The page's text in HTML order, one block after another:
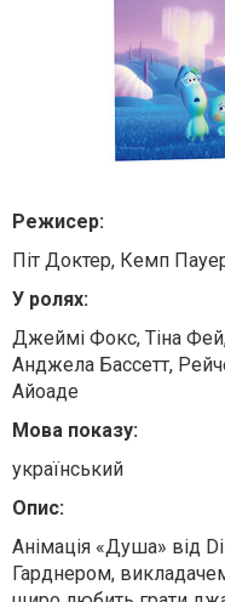
Режисер:
Піт Доктер, Кемп
У ролях:
Джеймі Фокс, Тіна
Анджела Бассетт,
Айоаде
Мова показу:
український
Опис:
Анімація «Душа» від
Гарднером,